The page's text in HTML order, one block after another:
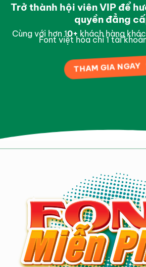
Trở thành hội viên VIP để
quyền đẳng
Cùng với hơn 10+ khách hàng
Font việt hóa chỉ 1 tài
THAM GIA